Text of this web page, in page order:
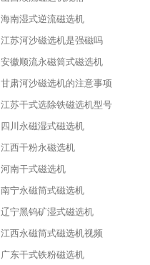
海南湿式逆流磁选机
江苏河沙磁选机是强磁吗
安徽顺流永磁筒式磁选机
甘肃河沙磁选机的注意事项
江苏干式选除铁磁选机型号
四川永磁湿式磁选机
江西干粉永磁选机
河南干式磁选机
南宁永磁筒式磁选机
辽宁黑钨矿湿式磁选机
江西永磁筒式磁选机视频
广东干式铁粉磁选机